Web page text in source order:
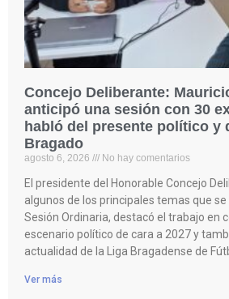
Concejo Deliberante:
anticipó una sesión con 30
habló del presente político y
Bragado
agosto 6, 2026 No hay comentarios
El presidente del Honorable Concejo
algunos de los principales temas que se
Sesión Ordinaria, destacó el trabajo en
escenario político de cara a 2027 y
actualidad de la Liga Bragadense de
Ver más